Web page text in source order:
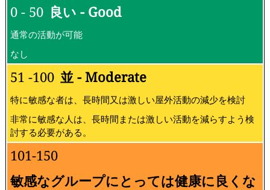
0 - 50 良い - Good
通常の活動が可能
なし
51 -100 並 - Moderate
特に敏感な者は、長時間又は激しい屋外活動の減少を検討
非常に敏感な人は、長時間または激しい活動を減らすよう検
討する必要がある。
101-150
敏感なグループにとっては健康に良くな